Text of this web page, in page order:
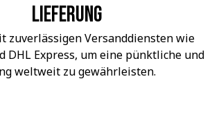
Lieferung
zuverlässigen Versanddiensten wie
DHL Express, um eine pünktliche und
weltweit zu gewährleisten.